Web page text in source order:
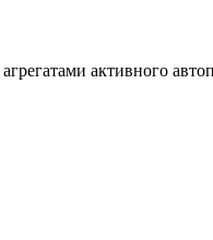
активного